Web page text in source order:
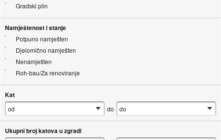
Gradski plin
Namještenost i stanje
Potpuno namješten
Djelomično namješten
Nenamješten
Roh-bau/Za renoviranje
Kat
do
Ukupni broj katova u zgradi